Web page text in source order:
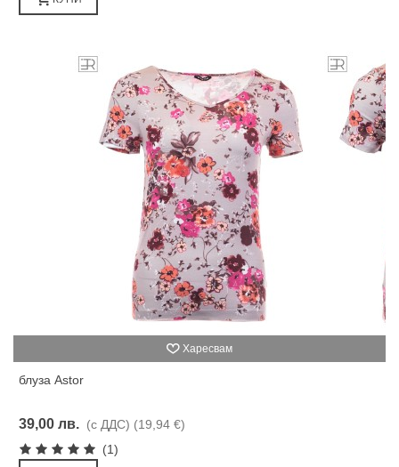
Харесвам
блуза Astor
39,00 лв. (с ДДС) (19,94 €)
(1)